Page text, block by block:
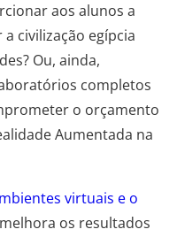
aos alunos a
civilização egípcia
Ou, ainda,
completos
o orçamento
Aumentada na
virtuais e o
os resultados